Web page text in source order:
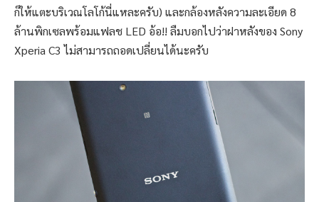
ก็ให้แตะบริเวณโลโก้นี่แหละครับ) และกล้องหลังความละเอียด 8
ล้านพิกเซลพร้อมแฟลช LED อ้อ!! ลืมบอกไปว่าฝาหลังของ Sony
Xperia C3 ไม่สามารถถอดเปลี่ยนได้นะครับ